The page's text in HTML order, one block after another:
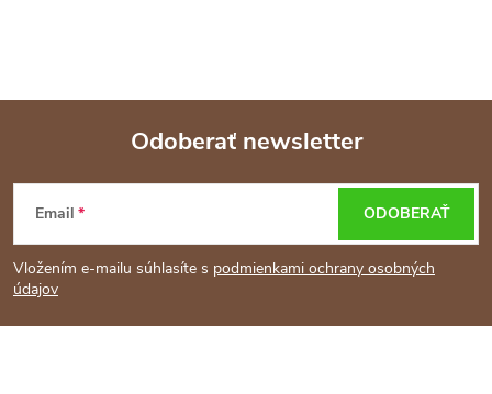
Z
á
p
Odoberať newsletter
Email
Vložením e-mailu súhlasíte s podmienkami ochrany osobných
údajov
ODOBERAŤ